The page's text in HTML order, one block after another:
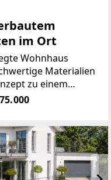
im Ort
Wohnhaus
Materialien
zu einem
Die
Chalet-